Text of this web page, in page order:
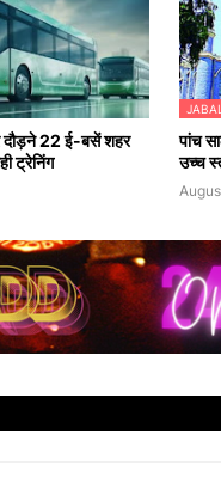
दौड़ने 22 ई-बसें शहर
ट्रेनिंग
पांच
उच्च